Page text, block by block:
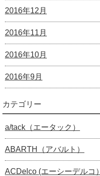
2016年12月
2016年11月
2016年10月
2016年9月
カテゴリー
a/tack（エータック）
ABARTH（アバルト）
ACDelco (エーシーデルコ）